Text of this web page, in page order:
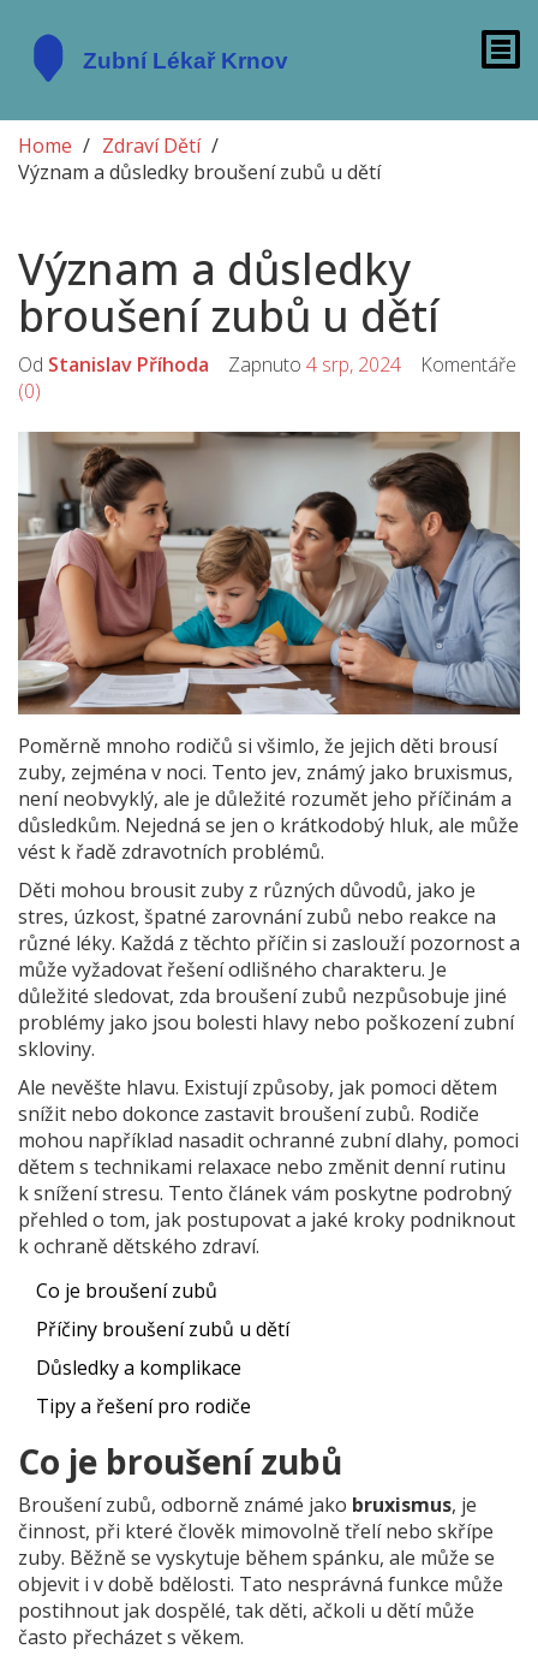
Home
Zdraví Dětí
Význam a důsledky broušení zubů u dětí
Význam a důsledky
broušení zubů u dětí
Od Stanislav Příhoda Zapnuto 4 srp, 2024 Komentáře
(0)
Poměrně mnoho rodičů si všimlo, že jejich děti brousí
zuby, zejména v noci. Tento jev, známý jako bruxismus,
není neobvyklý, ale je důležité rozumět jeho příčinám a
důsledkům. Nejedná se jen o krátkodobý hluk, ale může
vést k řadě zdravotních problémů.
Děti mohou brousit zuby z různých důvodů, jako je
stres, úzkost, špatné zarovnání zubů nebo reakce na
různé léky. Každá z těchto příčin si zaslouží pozornost a
může vyžadovat řešení odlišného charakteru. Je
důležité sledovat, zda broušení zubů nezpůsobuje jiné
problémy jako jsou bolesti hlavy nebo poškození zubní
skloviny.
Ale nevěšte hlavu. Existují způsoby, jak pomoci dětem
snížit nebo dokonce zastavit broušení zubů. Rodiče
mohou například nasadit ochranné zubní dlahy, pomoci
dětem s technikami relaxace nebo změnit denní rutinu
k snížení stresu. Tento článek vám poskytne podrobný
přehled o tom, jak postupovat a jaké kroky podniknout
k ochraně dětského zdraví.
Co je broušení zubů
Příčiny broušení zubů u dětí
Důsledky a komplikace
Tipy a řešení pro rodiče
Co je broušení zubů
Broušení zubů, odborně známé jako bruxismus, je
činnost, při které člověk mimovolně třelí nebo skřípe
zuby. Běžně se vyskytuje během spánku, ale může se
objevit i v době bdělosti. Tato nesprávná funkce může
postihnout jak dospělé, tak děti, ačkoli u dětí může
často přecházet s věkem.